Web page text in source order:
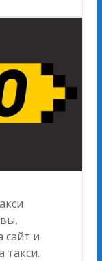
сайт и
такси.